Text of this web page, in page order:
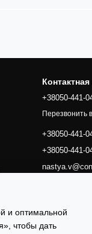
+38050-441-
Перезвонить
+38050-441-
+38050-441-
и оптимальной
чтобы дать